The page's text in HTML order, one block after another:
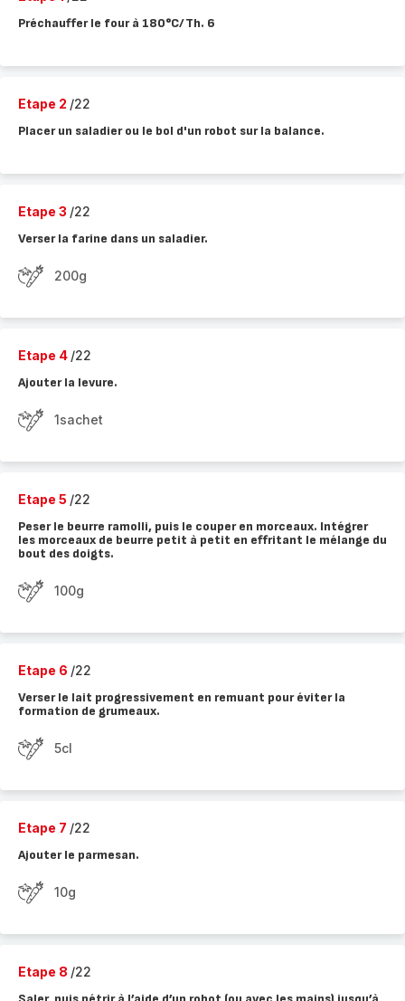
Préchauffer le four à 180°C/Th. 6
Etape 2 /22
Placer un saladier ou le bol d'un robot sur la balance.
Etape 3 /22
Verser la farine dans un saladier.
200g
Etape 4 /22
Ajouter la levure.
1sachet
Etape 5 /22
Peser le beurre ramolli, puis le couper en morceaux. Intégrer
les morceaux de beurre petit à petit en effritant le mélange du
bout des doigts.
100g
Etape 6 /22
Verser le lait progressivement en remuant pour éviter la
formation de grumeaux.
5cl
Etape 7 /22
Ajouter le parmesan.
10g
Etape 8 /22